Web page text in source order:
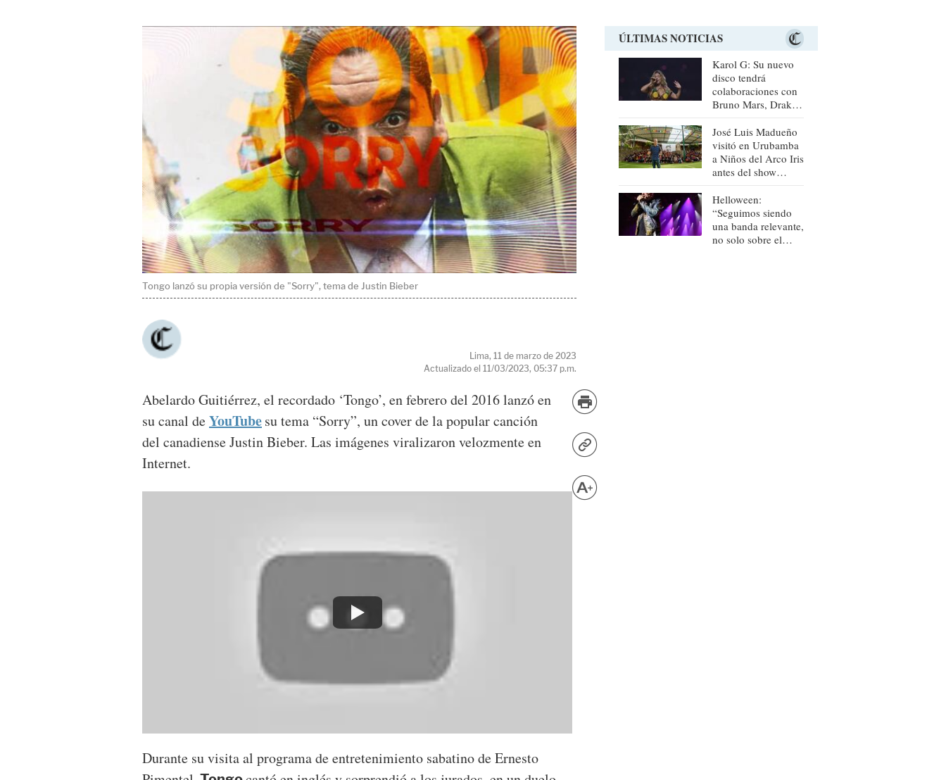
Tongo lanzó su propia versión de "Sorry", tema de Justin Bieber
Lima, 11 de marzo de 2023
Actualizado el 11/03/2023, 05:37 p.m.
Abelardo Guitiérrez, el recordado ‘Tongo’, en febrero del 2016 lanzó en
su canal deYouTubesu tema “Sorry”, un cover de la popular canción
del canadiense Justin Bieber. Las imágenes viralizaron velozmente en
Internet.
Durante su visita al programa de entretenimiento sabatino de Ernesto
ÚLTIMAS NOTICIAS
Karol G: Su nuevo
disco tendrá
colaboraciones con
Bruno Mars, Drake,
Rusowsky
José Luis Madueño
visitó en Urubamba
a Niños del Arco Iris
antes del show
Fronteras”
Helloween:
“Seguimos siendo
una banda relevante,
no solo sobre el